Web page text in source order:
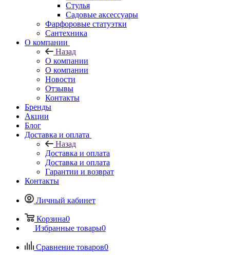
Стулья
Садовые аксессуары
Фарфоровые статуэтки
Сантехника
О компании
Назад
О компании
О компании
Новости
Отзывы
Контакты
Бренды
Акции
Блог
Доставка и оплата
Назад
Доставка и оплата
Доставка и оплата
Гарантии и возврат
Контакты
Личный кабинет
Корзина0
Избранные товары0
Сравнение товаров0